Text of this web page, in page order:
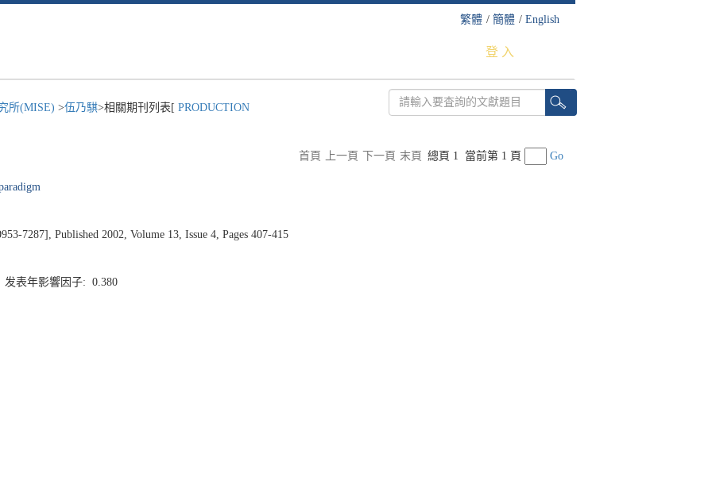
繁體 / 簡體 / English
登 入
所(MISE) >伍乃騏>相關期刊列表[ PRODUCTION
首頁 上一頁 下一頁 末頁 總頁 1 當前第 1 頁 Go
7287], Published 2002, Volume 13, Issue 4, Pages 407-415
表年影響因子: 0.380